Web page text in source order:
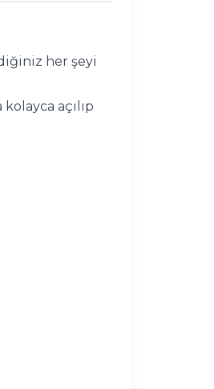
her şeyi
açılıp